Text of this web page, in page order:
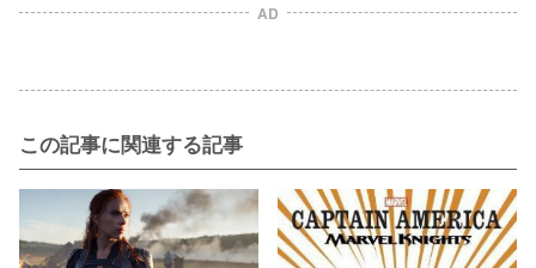
AD
この記事に関連する記事